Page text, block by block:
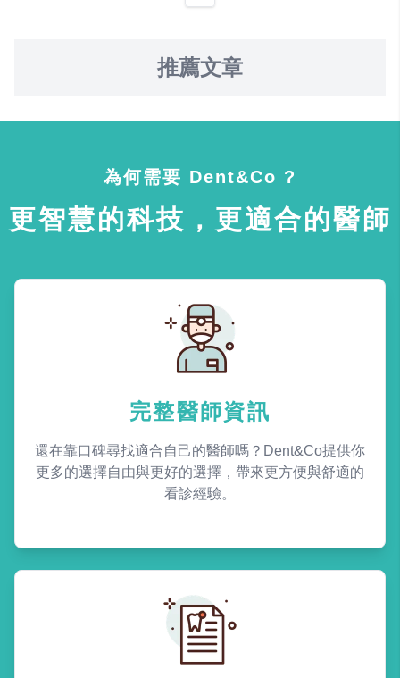
推薦文章
為何需要 Dent&Co ?
更智慧的科技，更適合的醫師
完整醫師資訊
還在靠口碑尋找適合自己的醫師嗎？Dent&Co提供你
更多的選擇自由與更好的選擇，帶來更方便與舒適的
看診經驗。